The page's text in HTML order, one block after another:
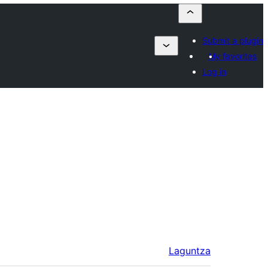
Submit a plugin
My favorites
Log in
Laguntza